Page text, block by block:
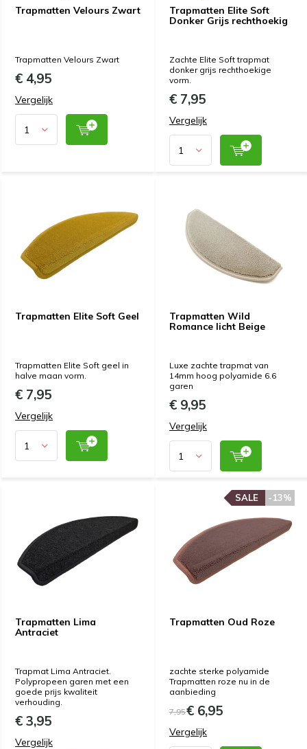
Trapmatten Velours Zwart
Trapmatten Velours Zwart
€ 4,95
Vergelijk
Trapmatten Elite Soft
Donker Grijs rechthoekig
Zachte Elite Soft trapmat
donker grijs rechthoekige
vorm.
€ 7,95
Vergelijk
Trapmatten Elite Soft Geel
Trapmatten Elite Soft geel in
halve maan vorm.
€ 7,95
Vergelijk
Trapmatten Wild
Romance licht Beige
Luxe zachte trapmat van
14mm hoog polyamide 6.6
garen
€ 9,95
Vergelijk
Trapmatten Lima
Antraciet
Trapmat Lima Antraciet.
Polypropeen garen met een
goede prijs kwaliteit
verhouding.
€ 3,95
Vergelijk
Trapmatten Oud Roze
zachte sterke polyamide
Trapmatten roze nu in de
aanbieding
7,95€ 6,95
-13%
SALE
Vergelijk
-13%
SALE